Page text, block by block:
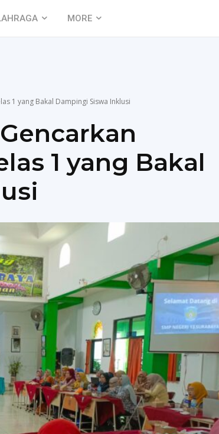
MORE
1 yang Bakal Dampingi Siswa Inklusi
1 yang Bakal